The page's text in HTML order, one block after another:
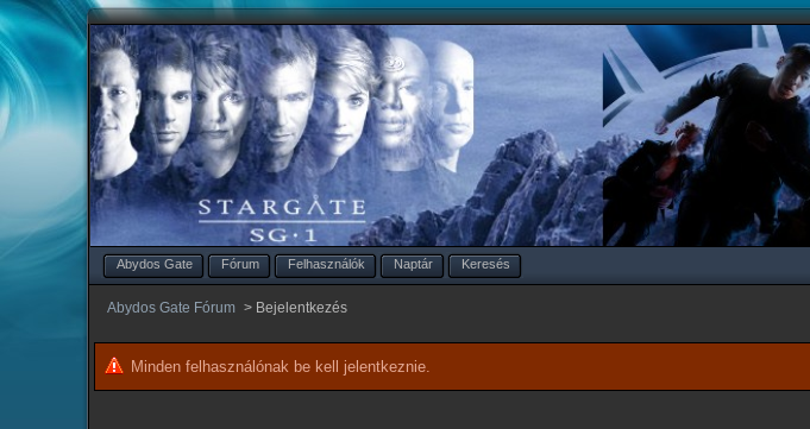
Abydos Gate Fórum Felhasználók Naptár Keresés
Abydos Gate Fórum > Bejelentkezés
Minden felhasználónak be kell jelentkeznie.